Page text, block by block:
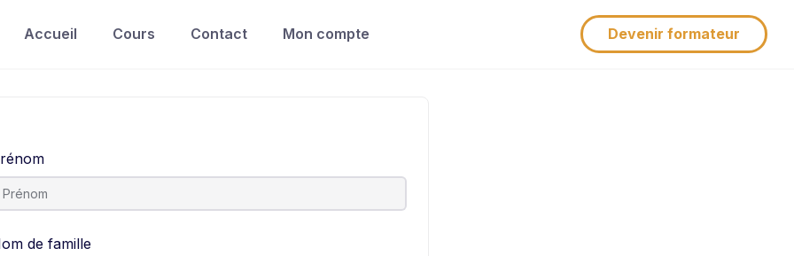
Accueil Cours Contact Mon compte Devenir formateur
de famille